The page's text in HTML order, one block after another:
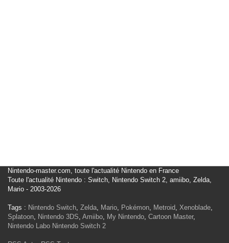
Nintendo-master.com, toute l'actualité Nintendo en France
Toute l'actualité Nintendo : Switch, Nintendo Switch 2, amiibo, Zelda,
Mario - 2003-2026
Tags : Nintendo Switch, Zelda, Mario, Pokémon, Metroid, Xenoblade,
Splatoon, Nintendo 3DS, Amiibo, My Nintendo, Cartoon Master,
Nintendo Labo Nintendo Switch 2